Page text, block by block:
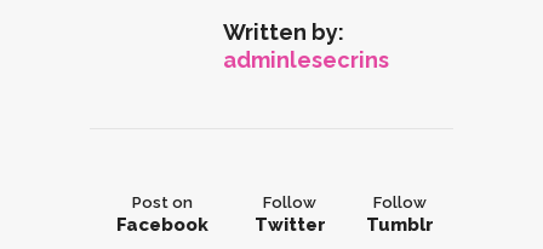
Written by:
adminlesecrins
Post on
Facebook
Follow
Twitter
Follow
Tumblr